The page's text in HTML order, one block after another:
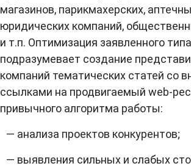
магазинов, парикмахерских,
юридических компаний,
и т.п. Оптимизация заявленного типа
подразумевает создание
компаний тематических статей со
ссылками на продвигаемый web-
привычного алгоритма работы:
— анализа проектов конкурентов;
— выявления сильных и слабых